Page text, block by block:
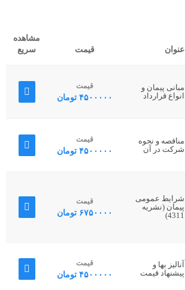
عنوان قیمت
مشاهده
سریع
مبانی پیمان و
انواع قرارداد
قیمت
۴۵۰۰۰۰۰ تومان
مناقصه و نحوه
شرکت در آن
قیمت
۴۵۰۰۰۰۰ تومان
شرایط عمومی
پیمان (نشریه
4311)
قیمت
۶۷۵۰۰۰۰ تومان
آنالیز بها و
پیشنهاد قیمت
قیمت
۴۵۰۰۰۰۰ تومان